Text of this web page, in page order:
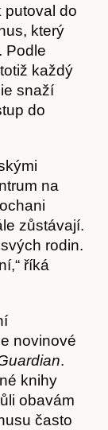
putoval do
který
Podle
každý
snaží
do
na
zůstávají.
rodin.
říká
novinové
.
knihy
obavám
často